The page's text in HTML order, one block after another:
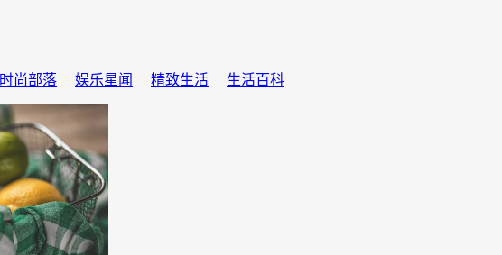
时尚部落 娱乐星闻 精致生活 生活百科